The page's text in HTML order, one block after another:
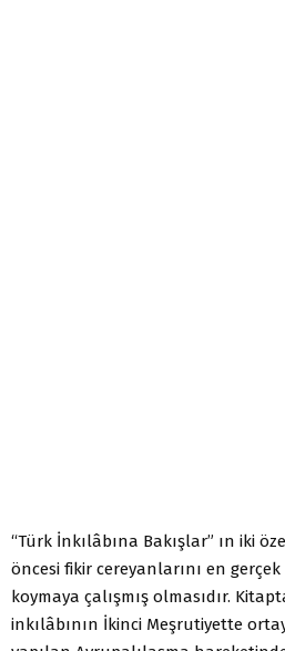
“Türk İnkılâbına Bakışlar” ın iki
öncesi fikir cereyanlarını en
koymaya çalışmış olmasıdır.
inkılâbının İkinci Meşrutiyette